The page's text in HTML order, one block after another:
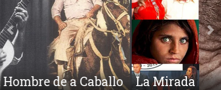
La Mirada
Anterior